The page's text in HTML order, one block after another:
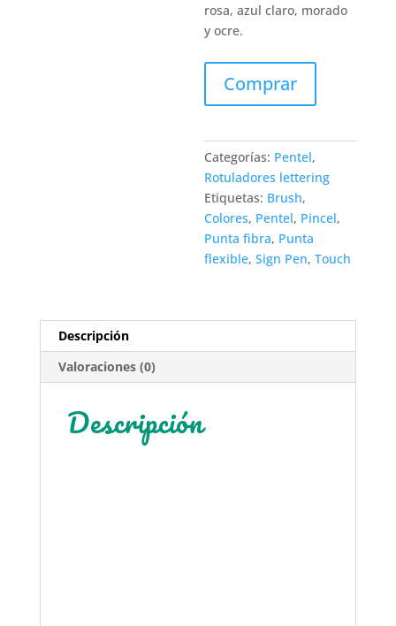
rosa, azul claro, morado
y ocre.
Comprar
Categorías: Pentel,
Rotuladores lettering
Etiquetas: Brush,
Colores, Pentel, Pincel,
Punta fibra, Punta
flexible,Sign Pen,Touch
Descripción
Valoraciones (0)
Descripción